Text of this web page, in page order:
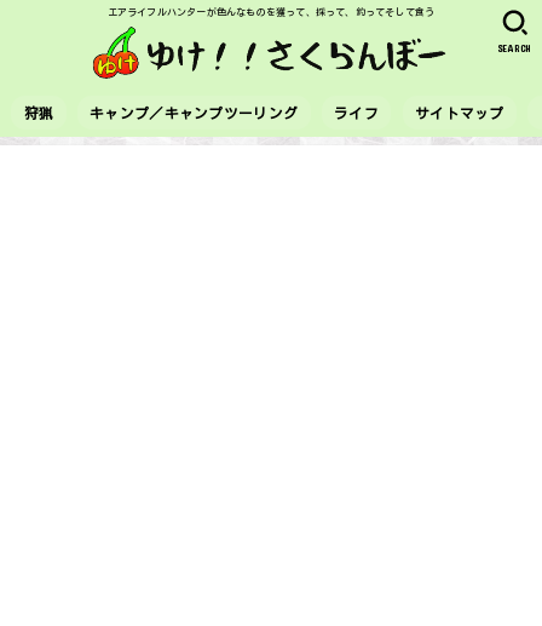
エアライフルハンターが色んなものを獲って、採って、釣ってそして食う
狩猟 キャンプ／キャンプツーリング ライフ サイトマップ
SEARCH